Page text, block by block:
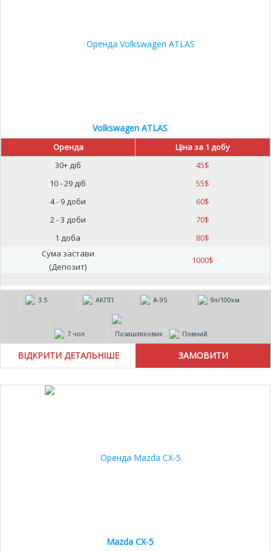
Volkswagen ATLAS
Оренда
Ціна за 1 добу
30+ діб
45$
10 - 29 діб
55$
4 - 9 доби
60$
2 - 3 доби
70$
1 доба
80$
Сума застави
(Депозит)
1000$
3.5 АКПП А-95 9л/100км
7 чол Позашляховик Повний
ВІДКРИТИ ДЕТАЛЬНІШЕ
Mazda CX-5